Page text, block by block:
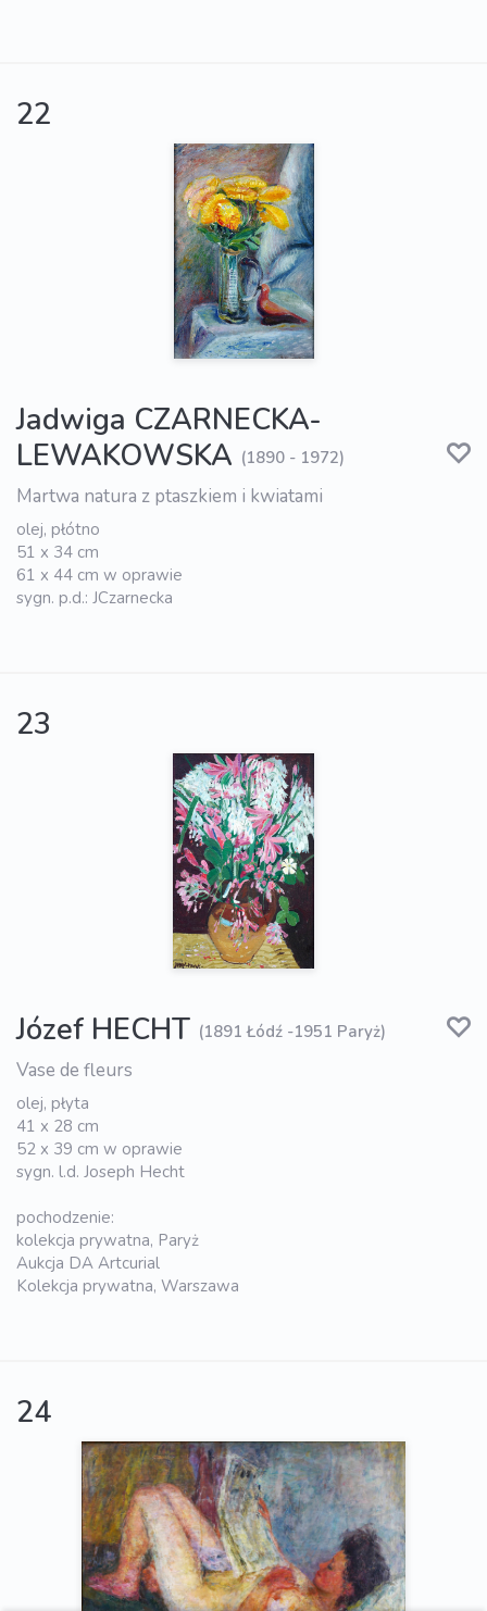
22
Jadwiga CZARNECKA-
LEWAKOWSKA (1890 - 1972)
Martwa natura z ptaszkiem i kwiatami
olej, płótno
51 x 34 cm
61 x 44 cm w oprawie
sygn. p.d.: JCzarnecka
23
Józef HECHT (1891 Łódź -1951 Paryż)
Vase de fleurs
olej, płyta
41 x 28 cm
52 x 39 cm w oprawie
sygn. l.d. Joseph Hecht
pochodzenie:
kolekcja prywatna, Paryż
Aukcja DA Artcurial
Kolekcja prywatna, Warszawa
24